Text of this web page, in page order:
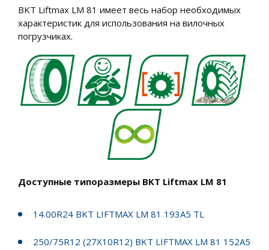
BKT Liftmax LM 81 имеет весь набор необходимых
характеристик для использования на вилочных
погрузчиках.
Доступные типоразмеры BKT Liftmax LM 81
14.00R24 BKT LIFTMAX LM 81 193A5 TL
250/75R12 (27X10R12) BKT LIFTMAX LM 81 152A5